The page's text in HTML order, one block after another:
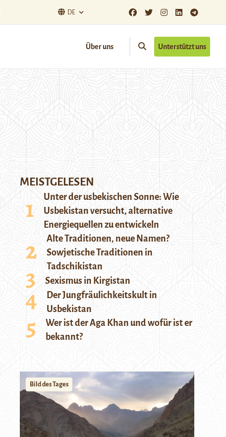
DE
Über uns Unterstützt uns
MEISTGELESEN
Unter der usbekischen Sonne: Wie
Usbekistan versucht, alternative
Energiequellen zu entwickeln
Alte Traditionen, neue Namen?
Sowjetische Traditionen in
Tadschikistan
Sexismus in Kirgistan
Der Jungfräulichkeitskult in
Usbekistan
Wer ist der Aga Khan und wofür ist er
bekannt?
Bild des Tages